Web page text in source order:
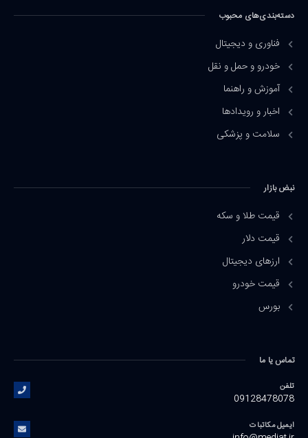
دسته‌بندی‌های محبوب
فناوری و دیجیتال
خودرو و حمل و نقل
آموزش و راهنما
اخبار و رویدادها
سلامت و پزشکی
نبض بازار
قیمت طلا و سکه
قیمت دلار
ارزهای دیجیتال
قیمت خودرو
بورس
تماس یا ما
تلفن
09128478078
ایمیل مکاتبات